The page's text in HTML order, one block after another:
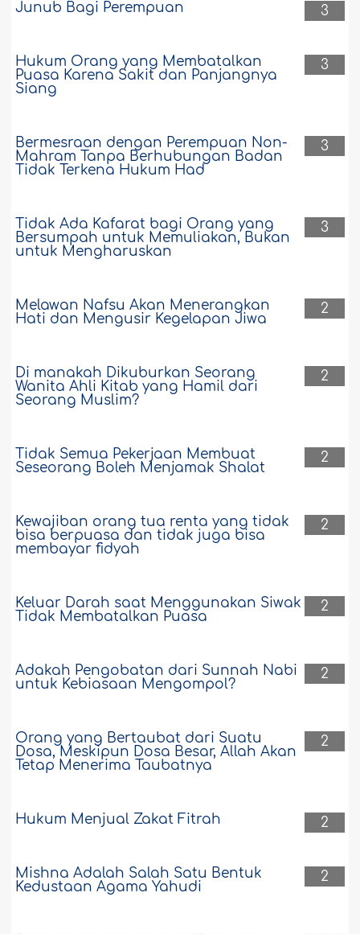
3
Junub Bagi Perempuan
3
Hukum Orang yang Membatalkan
Puasa Karena Sakit dan Panjangnya
Siang
3
Bermesraan dengan Perempuan Non-
Mahram Tanpa Berhubungan Badan
Tidak Terkena Hukum Had
3
Tidak Ada Kafarat bagi Orang yang
Bersumpah untuk Memuliakan, Bukan
untuk Mengharuskan
2
Melawan Nafsu Akan Menerangkan
Hati dan Mengusir Kegelapan Jiwa
2
Di manakah Dikuburkan Seorang
Wanita Ahli Kitab yang Hamil dari
Seorang Muslim?
2
Tidak Semua Pekerjaan Membuat
Seseorang Boleh Menjamak Shalat
2
Kewajiban orang tua renta yang tidak
bisa berpuasa dan tidak juga bisa
membayar fidyah
2
Keluar Darah saat Menggunakan Siwak
Tidak Membatalkan Puasa
2
Adakah Pengobatan dari Sunnah Nabi
untuk Kebiasaan Mengompol?
2
Orang yang Bertaubat dari Suatu
Dosa, Meskipun Dosa Besar, Allah Akan
Tetap Menerima Taubatnya
2
Hukum Menjual Zakat Fitrah
2
Mishna Adalah Salah Satu Bentuk
Kedustaan Agama Yahudi